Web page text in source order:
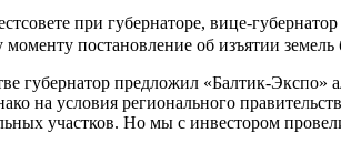
при губернаторе, вице-
моменту постановление об изъятии
губернатор предложил «Балтик-Экспо»
на условия регионального
участков. Но мы с инвестором